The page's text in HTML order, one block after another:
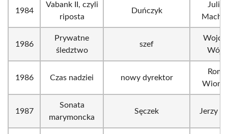
1984
Vabank II, czyli
riposta
Duńczyk
1986
Prywatne
śledztwo
szef
1986 Czas nadziei nowy dyrektor
1987
Sonata
marymoncka
Sęczek Jerzy